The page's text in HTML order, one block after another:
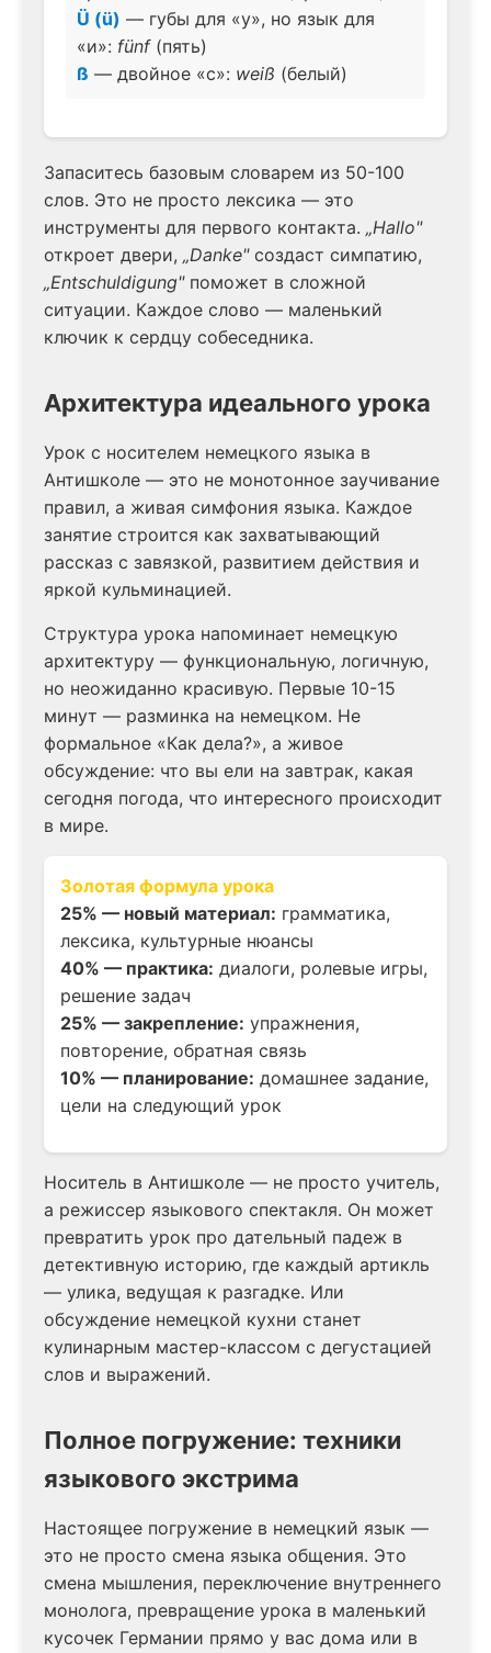
Ü (ü) — губы для «у», но язык для
«и»: fünf(пять)
ß — двойное «с»: weiß (белый)
Запаситесь базовым словарем из 50-100
слов. Это не просто лексика — это
инструменты для первого контакта. „Hallo"
откроет двери, „Danke"создаст симпатию,
„Entschuldigung"поможет в сложной
ситуации. Каждое слово — маленький
ключик к сердцу собеседника.
Архитектура идеального урока
Урок с носителем немецкого языка в
Антишколе — это не монотонное заучивание
правил, а живая симфония языка. Каждое
занятие строится как захватывающий
рассказ с завязкой, развитием действия и
яркой кульминацией.
Структура урока напоминает немецкую
архитектуру — функциональную, логичную,
но неожиданно красивую. Первые 10-15
минут — разминка на немецком. Не
формальное «Как дела?», а живое
обсуждение: что вы ели на завтрак, какая
сегодня погода, что интересного происходит
в мире.
Золотая формула урока
25% — новый материал: грамматика,
лексика, культурные нюансы
40% — практика: диалоги, ролевые игры,
решение задач
25% — закрепление: упражнения,
повторение, обратная связь
10% — планирование: домашнее задание,
цели на следующий урок
Носитель в Антишколе — не просто учитель,
а режиссер языкового спектакля. Он может
превратить урок про дательный падеж в
детективную историю, где каждый артикль
— улика, ведущая к разгадке. Или
обсуждение немецкой кухни станет
кулинарным мастер-классом с дегустацией
слов и выражений.
Полное погружение: техники
языкового экстрима
Настоящее погружение в немецкий язык —
это не просто смена языка общения. Это
смена мышления, переключение внутреннего
монолога, превращение урока в маленький
кусочек Германии прямо у вас дома или в